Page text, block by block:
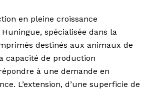
en pleine croissance
Huningue, spécialisée dans la
destinés aux animaux de
capacité de production
à une demande en
L’extension, d’une superficie de